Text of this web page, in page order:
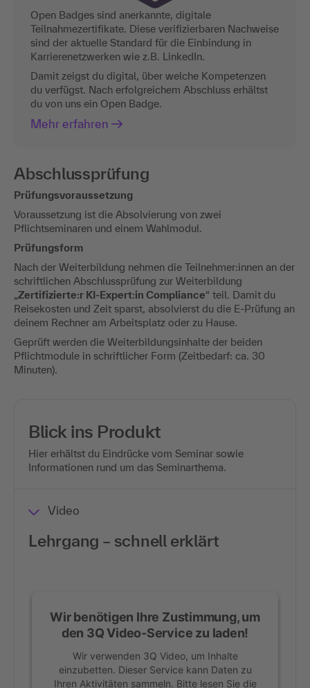
Open Badges sind anerkannte, digitale
Teilnahmezertifikate. Diese verifizierbaren Nachweise
sind der aktuelle Standard für die Einbindung in
Karrierenetzwerken wie z.B. LinkedIn.
Damit zeigst du digital, über welche Kompetenzen
du verfügst. Nach erfolgreichem Abschluss erhältst
du von uns ein Open Badge.
Mehr erfahren
Abschlussprüfung
Prüfungsvoraussetzung
Voraussetzung ist die Absolvierung von zwei
Pflichtseminaren und einem Wahlmodul.
Prüfungsform
Nach der Weiterbildung nehmen die Teilnehmer:innen an der
schriftlichen Abschlussprüfung zur Weiterbildung
„Zertifizierte:r KI-Expert:in Compliance“ teil. Damit du
Reisekosten und Zeit sparst, absolvierst du die E-Prüfung an
deinem Rechner am Arbeitsplatz oder zu Hause.
Geprüft werden die Weiterbildungsinhalte der beiden
Pflichtmodule in schriftlicher Form (Zeitbedarf: ca. 30
Minuten).
Blick ins Produkt
Hier erhältst du Eindrücke vom Seminar sowie
Informationen rund um das Seminarthema.
Video
Lehrgang – schnell erklärt
Wir benötigen Ihre Zustimmung, um
den 3Q Video-Service zu laden!
Wir verwenden 3Q Video, um Inhalte
einzubetten. Dieser Service kann Daten zu
Ihren Aktivitäten sammeln. Bitte lesen Sie die